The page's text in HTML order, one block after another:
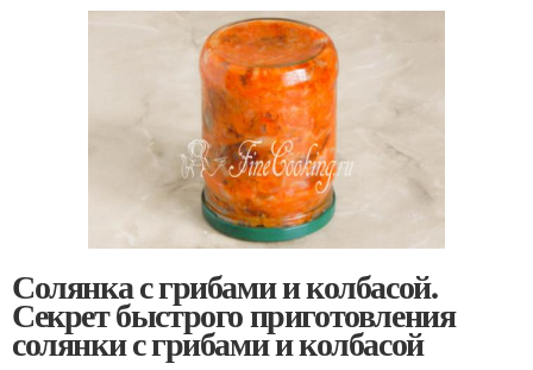
Солянка с грибами и колбасой.
Секрет быстрого приготовления
солянки с грибами и колбасой